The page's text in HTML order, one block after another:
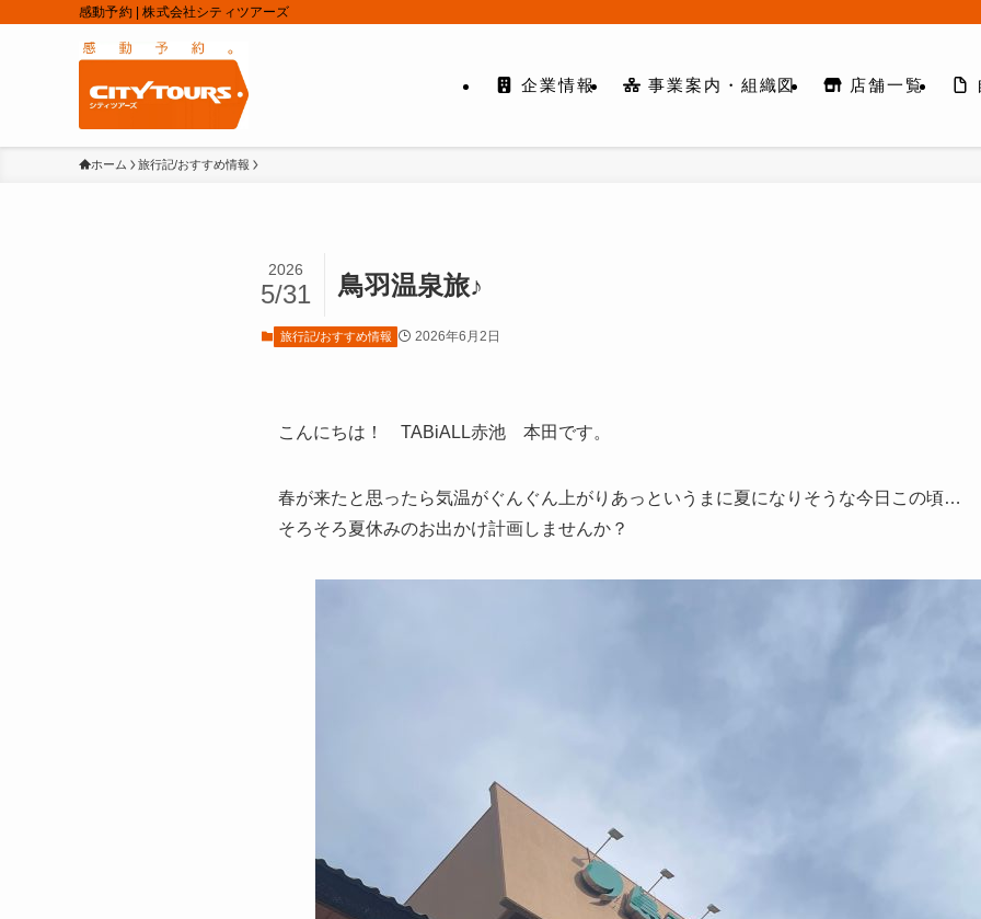
感動予約 | 株式会社シティツアーズ
企業情報 事業案内・組織図 店舗一覧
ホーム 旅行記/おすすめ情報
鳥羽温泉旅♪
2026
5/31
旅行記/おすすめ情報 2026年6月2日
こんにちは！ TABiALL赤池 本田です。
春が来たと思ったら気温がぐんぐん上がりあっというまに夏になりそうな今日この頃…
そろそろ夏休みのお出かけ計画しませんか？